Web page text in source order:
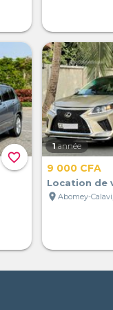
favorite_border
1 année
9 000 CFA
Location de
location_on Abomey-